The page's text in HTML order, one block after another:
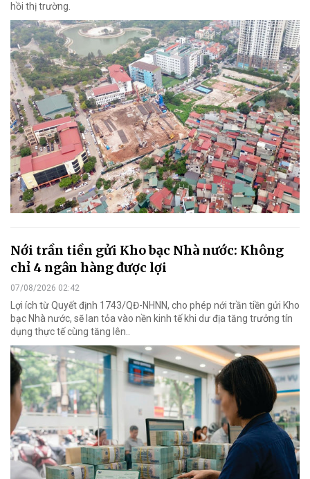
hồi thị trường.
Nới trần tiền gửi Kho bạc Nhà nước: Không
chỉ 4 ngân hàng được lợi
07/08/2026 02:42
Lợi ích từ Quyết định 1743/QĐ-NHNN, cho phép nới trần tiền gửi Kho
bạc Nhà nước, sẽ lan tỏa vào nền kinh tế khi dư địa tăng trưởng tín
dụng thực tế cùng tăng lên..